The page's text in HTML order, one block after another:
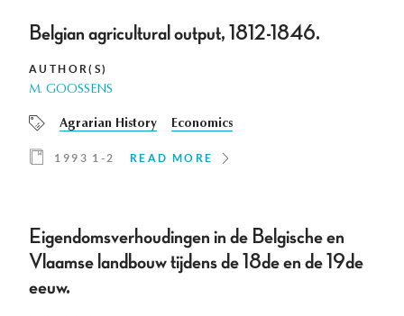
Belgian agricultural output, 1812-1846.
AUTHOR(S)
M. GOOSSENS
Agrarian History Economics
1993 1-2 READ MORE
Eigendomsverhoudingen in de Belgische en
Vlaamse landbouw tijdens de 18de en de 19de
eeuw.